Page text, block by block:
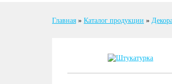
Главная » Каталог продукции »